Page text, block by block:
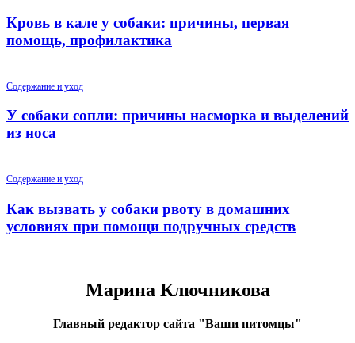
Кровь в кале у собаки: причины, первая
помощь, профилактика
Содержание и уход
У собаки сопли: причины насморка и выделений
из носа
Содержание и уход
Как вызвать у собаки рвоту в домашних
условиях при помощи подручных средств
Марина Ключникова
Главный редактор сайта "Ваши питомцы"